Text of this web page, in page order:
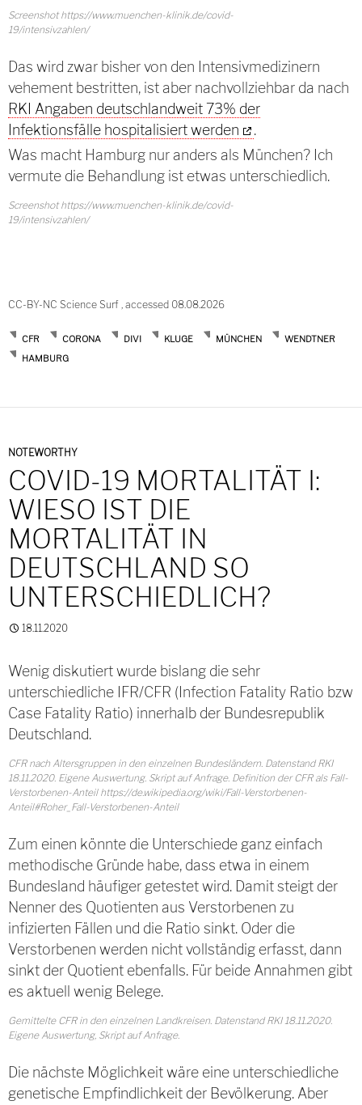
Screenshot https://www.muenchen-klinik.de/covid-
19/intensivzahlen/
Das wird zwar bisher von den Intensivmedizinern
vehement bestritten, ist aber nachvollziehbar da nach
RKI Angaben deutschlandweit 73% der
Infektionsfälle hospitalisiert werden
.
Was macht Hamburg nur anders als München? Ich
vermute die Behandlung ist etwas unterschiedlich.
Screenshot https://www.muenchen-klinik.de/covid-
19/intensivzahlen/
CC-BY-NC Science Surf , accessed 08.08.2026
CFR CORONA DIVI KLUGE MÜNCHEN
WENDTNER
HAMBURG
NOTEWORTHY
COVID-19 MORTALITÄT I:
WIESO IST DIE
MORTALITÄT IN
DEUTSCHLAND SO
UNTERSCHIEDLICH?
18.11.2020
Wenig diskutiert wurde bislang die sehr
unterschiedliche IFR/CFR (Infection Fatality Ratio bzw
Case Fatality Ratio) innerhalb der Bundesrepublik
Deutschland.
CFR nach Altersgruppen in den einzelnen Bundesländern. Datenstand RKI
18.11.2020. Eigene Auswertung. Skript auf Anfrage. Definition der CFR als Fall-
Verstorbenen-Anteil https://de.wikipedia.org/wiki/Fall-Verstorbenen-
Anteil#Roher_Fall-Verstorbenen-Anteil
Zum einen könnte die Unterschiede ganz einfach
methodische Gründe habe, dass etwa in einem
Bundesland häufiger getestet wird. Damit steigt der
Nenner des Quotienten aus Verstorbenen zu
infizierten Fällen und die Ratio sinkt. Oder die
Verstorbenen werden nicht vollständig erfasst, dann
sinkt der Quotient ebenfalls. Für beide Annahmen gibt
es aktuell wenig Belege.
Gemittelte CFR in den einzelnen Landkreisen. Datenstand RKI 18.11.2020.
Eigene Auswertung, Skript auf Anfrage.
Die nächste Möglichkeit wäre eine unterschiedliche
genetische Empfindlichkeit der Bevölkerung. Aber